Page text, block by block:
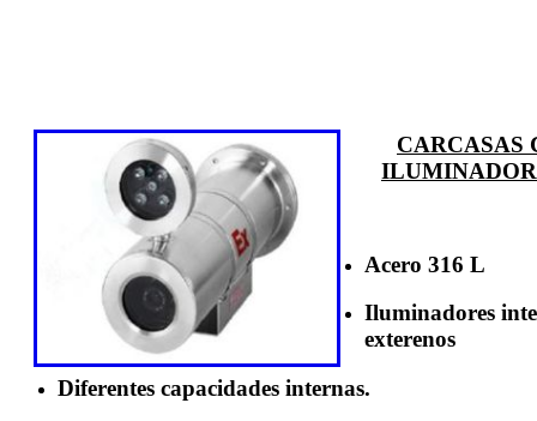
CARCASAS
Acero 316 L
Iluminadores
exterenos
Diferentes capacidades internas.